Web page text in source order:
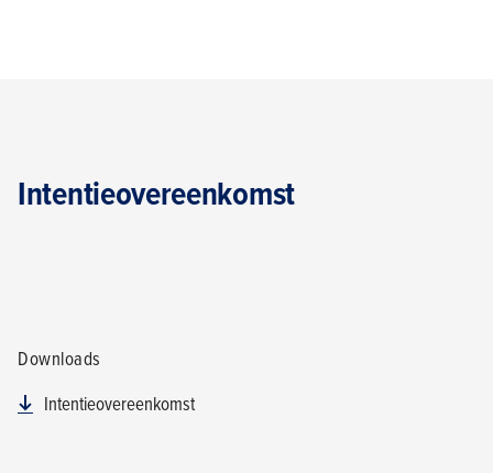
Intentieovereenkomst
Downloads
Intentieovereenkomst